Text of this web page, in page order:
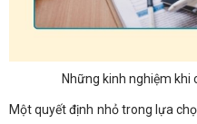
Những kinh nghiệm khi
Một quyết định nhỏ trong lựa